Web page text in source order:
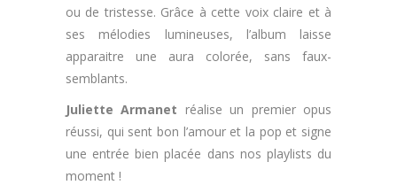
ou de tristesse. Grâce à cette voix claire et à
ses mélodies lumineuses, l’album laisse
apparaitre une aura colorée, sans faux-
semblants.
Juliette Armanet réalise un premier opus
réussi, qui sent bon l’amour et la pop et signe
une entrée bien placée dans nos playlists du
moment !